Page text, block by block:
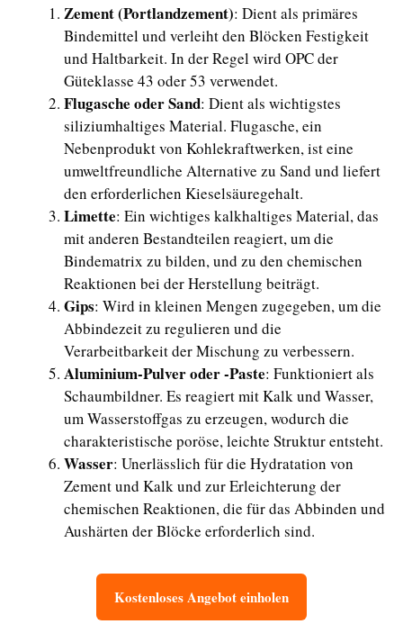
Zement (Portlandzement): Dient als primäres
Bindemittel und verleiht den Blöcken Festigkeit
und Haltbarkeit. In der Regel wird OPC der
Güteklasse 43 oder 53 verwendet.
Flugasche oder Sand: Dient als wichtigstes
siliziumhaltiges Material. Flugasche, ein
Nebenprodukt von Kohlekraftwerken, ist eine
umweltfreundliche Alternative zu Sand und liefert
den erforderlichen Kieselsäuregehalt.
Limette: Ein wichtiges kalkhaltiges Material, das
mit anderen Bestandteilen reagiert, um die
Bindematrix zu bilden, und zu den chemischen
Reaktionen bei der Herstellung beiträgt.
Gips: Wird in kleinen Mengen zugegeben, um die
Abbindezeit zu regulieren und die
Verarbeitbarkeit der Mischung zu verbessern.
Aluminium-Pulver oder -Paste: Funktioniert als
Schaumbildner. Es reagiert mit Kalk und Wasser,
um Wasserstoffgas zu erzeugen, wodurch die
charakteristische poröse, leichte Struktur entsteht.
Wasser: Unerlässlich für die Hydratation von
Zement und Kalk und zur Erleichterung der
chemischen Reaktionen, die für das Abbinden und
Aushärten der Blöcke erforderlich sind.
Kostenloses Angebot einholen